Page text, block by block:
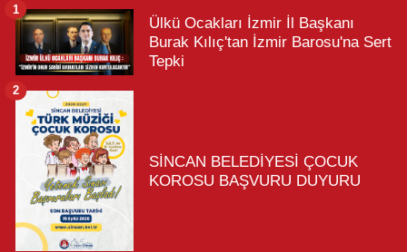
Ülkü Ocakları İzmir İl Başkanı
Burak Kılıç'tan İzmir Barosu'na Sert
Tepki
1
SİNCAN BELEDİYESİ ÇOCUK
KOROSU BAŞVURU DUYURU
2